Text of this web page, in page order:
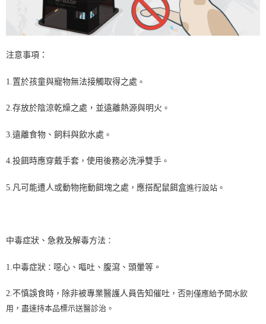
注意事項：
1.置於孩童與寵物無法接觸取得之處 。
2.存放於陰涼乾燥之處，並遠離熱源與明火 。
3.遠離食物、飼料與飲水處 。
4.投餌時應穿戴手套 ， 使用後務必洗淨雙手 。
5.凡可能遭人或動物拖動餌塊之處 ， 應搭配鼠餌盒進行設站 。
中毒症狀、急救及解毒方法 ：
1.中毒症狀 ： 噁心、嘔吐、腹瀉、頭暈等。
2.不慎誤食時 ， 除非被專業醫護人員告知催吐 ， 否則僅應給予開水飲
用 ， 盡速持本品標示送醫診治 。